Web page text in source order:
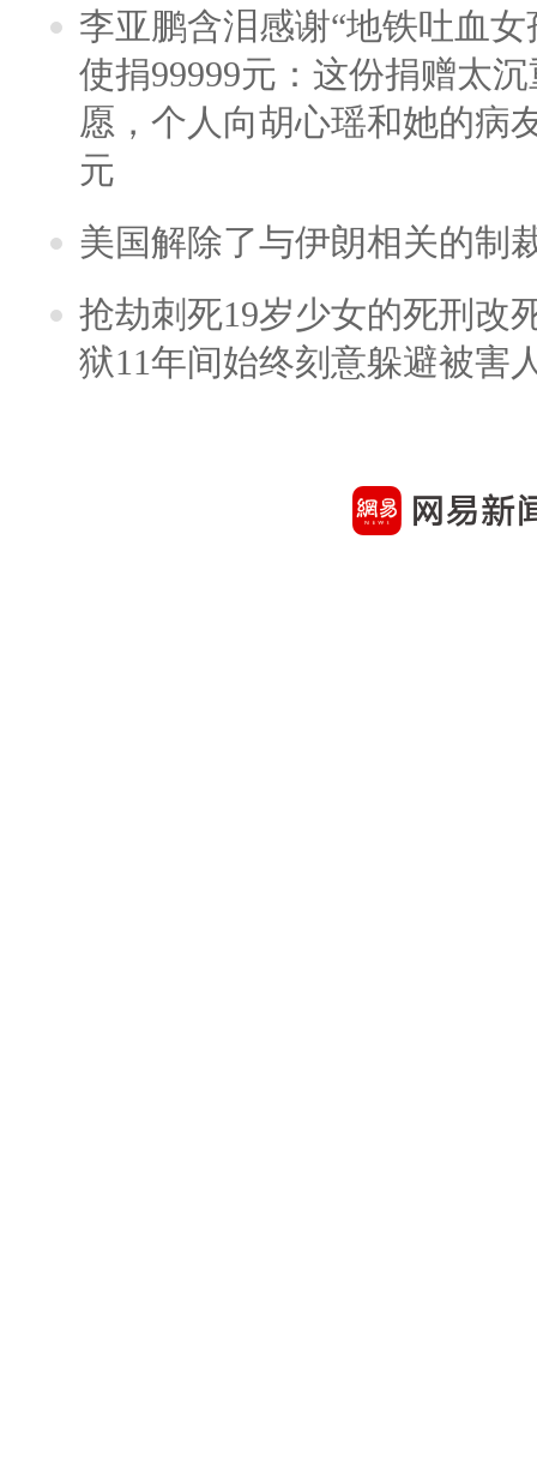
李亚鹏含泪感谢“地铁吐血
使捐99999元：这份捐赠太
愿，个人向胡心瑶和她的病
元
美国解除了与伊朗相关的制
抢劫刺死19岁少女的死刑改
狱11年间始终刻意躲避被害